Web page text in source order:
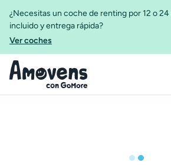
¿Necesitas un coche de renting por 12 o
incluido y entrega rápida?
Ver coches